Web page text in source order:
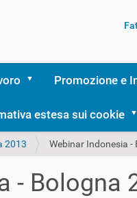
Promozione e
estesa sui cookie
2013 Webinar Indonesia
- Bologna